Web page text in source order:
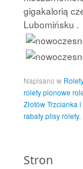
gigakalorią
Lubomińsku .
Napisano w
rolety pionowe
Złotów Trzcianka
rabaty plisy rolety,
Stron